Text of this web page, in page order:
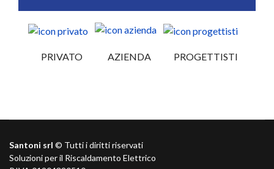
PRIVATO AZIENDA PROGETTISTI
Santoni srl © Tutti i diritti riservati
Soluzioni per il Riscaldamento Elettrico